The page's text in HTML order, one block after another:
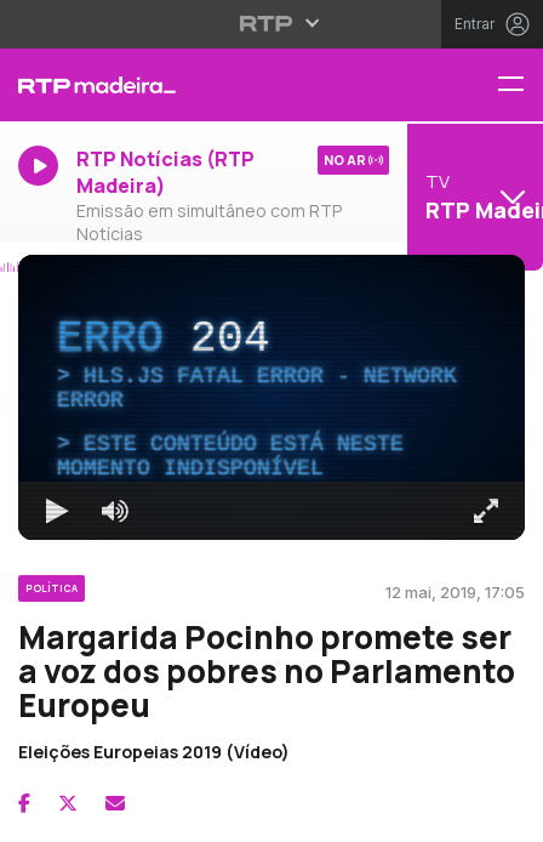
Entrar
RTP Notícias (RTP
Madeira)
Emissão em simultâneo com RTP
Notícias
NO AR
TV
RTP
ERRO204
HLS.JS FATAL ERROR - NETWORK
ERROR
ESTE CONTEÚDO ESTÁ NESTE
MOMENTO INDISPONÍVEL
POLÍTICA 12 mai, 2019, 17:05
Margarida Pocinho promete ser
a voz dos pobres no Parlamento
Europeu
Eleições Europeias 2019 (Vídeo)